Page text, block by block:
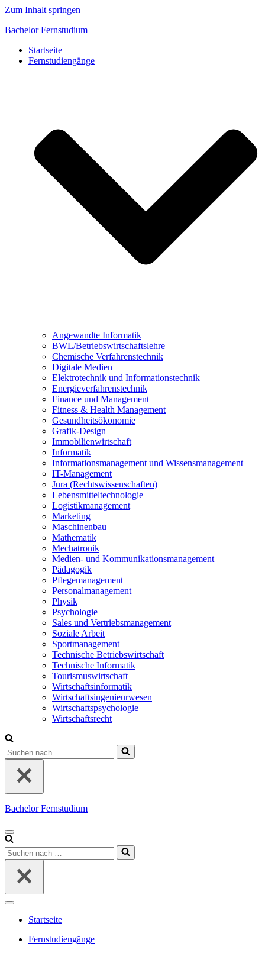
Zum Inhalt springen
Bachelor Fernstudium
Startseite
Fernstudiengänge
Angewandte Informatik
BWL/Betriebswirtschaftslehre
Chemische Verfahrenstechnik
Digitale Medien
Elektrotechnik und Informationstechnik
Energieverfahrenstechnik
Finance und Management
Fitness & Health Management
Gesundheitsökonomie
Grafik-Design
Immobilienwirtschaft
Informatik
Informationsmanagement und Wissensmanagement
IT-Management
Jura (Rechtswissenschaften)
Lebensmitteltechnologie
Logistikmanagement
Marketing
Maschinenbau
Mathematik
Mechatronik
Medien- und Kommunikationsmanagement
Pädagogik
Pflegemanagement
Personalmanagement
Physik
Psychologie
Sales und Vertriebsmanagement
Soziale Arbeit
Sportmanagement
Technische Betriebswirtschaft
Technische Informatik
Tourismuswirtschaft
Wirtschaftsinformatik
Wirtschaftsingenieurwesen
Wirtschaftspsychologie
Wirtschaftsrecht
Suchen
nach …
Bachelor Fernstudium
Navigations-
Menü
Suchen
nach …
Navigations-
Startseite
Fernstudiengänge